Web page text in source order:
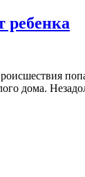
ребенка
дома.